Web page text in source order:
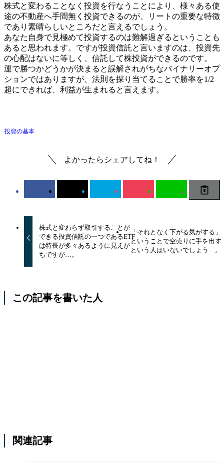
株式と変わることなく投資を行なうことにより、様々ある使
途の不動産へ手間無く投資できるのが、リートの重要な特徴
であり素晴らしいところだと言えるでしょう。
あなた自身で見極めて投資するのは難解過ぎるということも
あると思われます。ですが投資信託と言いますのは、投資先
の心配はないに等しく、信託して株投資ができるのです。
運で勝つかどうかが決まると誤解されがちなバイナリーオプ
ションではありますが、法則を探り当てることで勝率を1/2
超にできれば、利益が生まれると言えます。
投資の基本
よかったらシェアしてね！
株式と変わらず取引することが
できる投資信託の一つであるETF
は特長が多々あるように見えが
ちですが…。
「それとなく下がる気がする」
ということで空売りに手を出す
という人はいないでしょう…。
この記事を書いた人
関連記事